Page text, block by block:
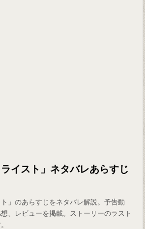
イスト」ネタバレあらすじ
」のあらすじをネタバレ解説。予告動
、レビューを掲載。ストーリーのラスト